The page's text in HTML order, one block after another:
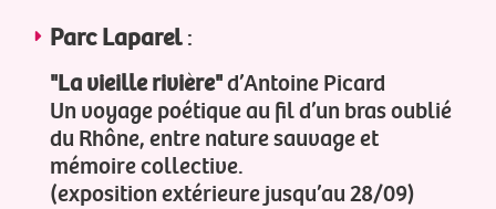
Parc Laparel:
"La vieille rivière"d’Antoine Picard
Un voyage poétique au fil d’un bras oublié
du Rhône, entre nature sauvage et
mémoire collective.
(exposition extérieure jusqu’au 28/09)